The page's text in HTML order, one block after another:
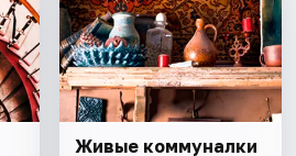
Живые коммуналки